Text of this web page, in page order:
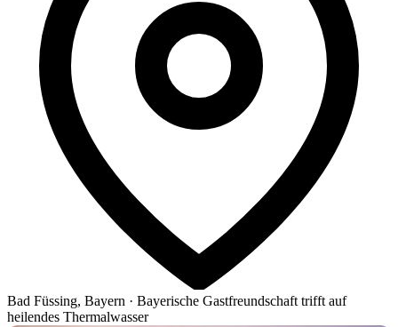
Bad Füssing, Bayern · Bayerische Gastfreundschaft trifft auf
heilendes Thermalwasser